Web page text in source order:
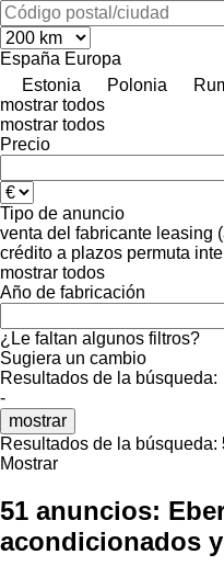
España Europa
Estonia
Polonia
mostrar todos
mostrar todos
Precio
Tipo de anuncio
venta del fabricante leasing
crédito a plazos permuta
mostrar todos
Año de fabricación
¿Le faltan algunos filtros?
Sugiera un cambio
Resultados de la búsqueda:
-
mostrar
Resultados de la búsqueda:
Mostrar
51 anuncios:
acondicionados